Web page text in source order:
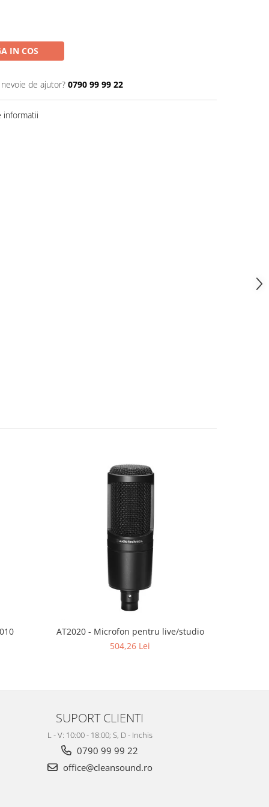
IN COS
de ajutor? 0790 99 99 22
informatii
AT2020 - Microfon pentru live/studio
504,26 Lei
SUPORT CLIENTI
L - V: 10:00 - 18:00; S, D - Inchis
0790 99 99 22
office@cleansound.ro